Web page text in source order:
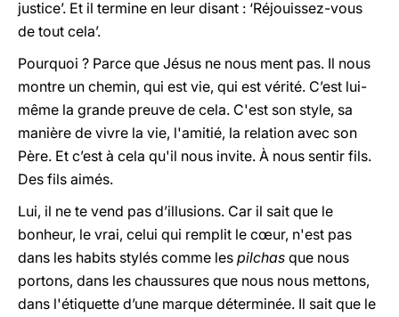
justice’. Et il termine en leur disant : ‘Réjouissez-vous
de tout cela’.
Pourquoi ? Parce que Jésus ne nous ment pas. Il nous
montre un chemin, qui est vie, qui est vérité. C’est lui-
même la grande preuve de cela. C'est son style, sa
manière de vivre la vie, l'amitié, la relation avec son
Père. Et c’est à cela qu'il nous invite. À nous sentir fils.
Des fils aimés.
Lui, il ne te vend pas d’illusions. Car il sait que le
bonheur, le vrai, celui qui remplit le cœur, n'est pas
dans les habits stylés comme les pilchas que nous
portons, dans les chaussures que nous nous mettons,
dans l'étiquette d’une marque déterminée. Il sait que le